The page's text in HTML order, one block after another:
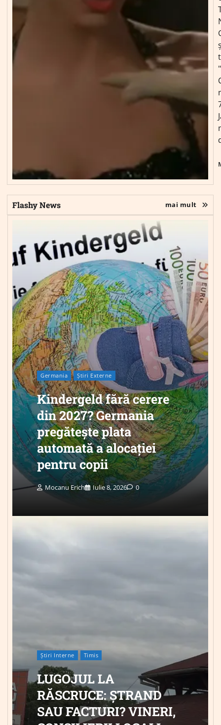
Flashy News mai mult
Germania Știri Externe
Kindergeld fără cerere
din 2027? Germania
pregătește plata
automată a alocației
pentru copii
Mocanu Erich Iulie 8, 2026 0
Știri Interne Timis
LUGOJUL LA
RĂSCRUCE: ȘTRAND
SAU FACTURI? VINERI,